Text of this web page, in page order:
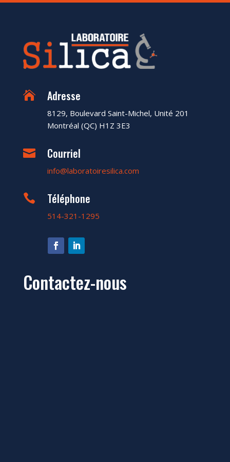
 Adresse
8129, Boulevard Saint-Michel, Unité 201
Montréal (QC) H1Z 3E3
 Courriel
info@laboratoiresilica.com
 Téléphone
514-321-1295
Contactez-nous